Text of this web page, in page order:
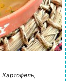
Картофель;